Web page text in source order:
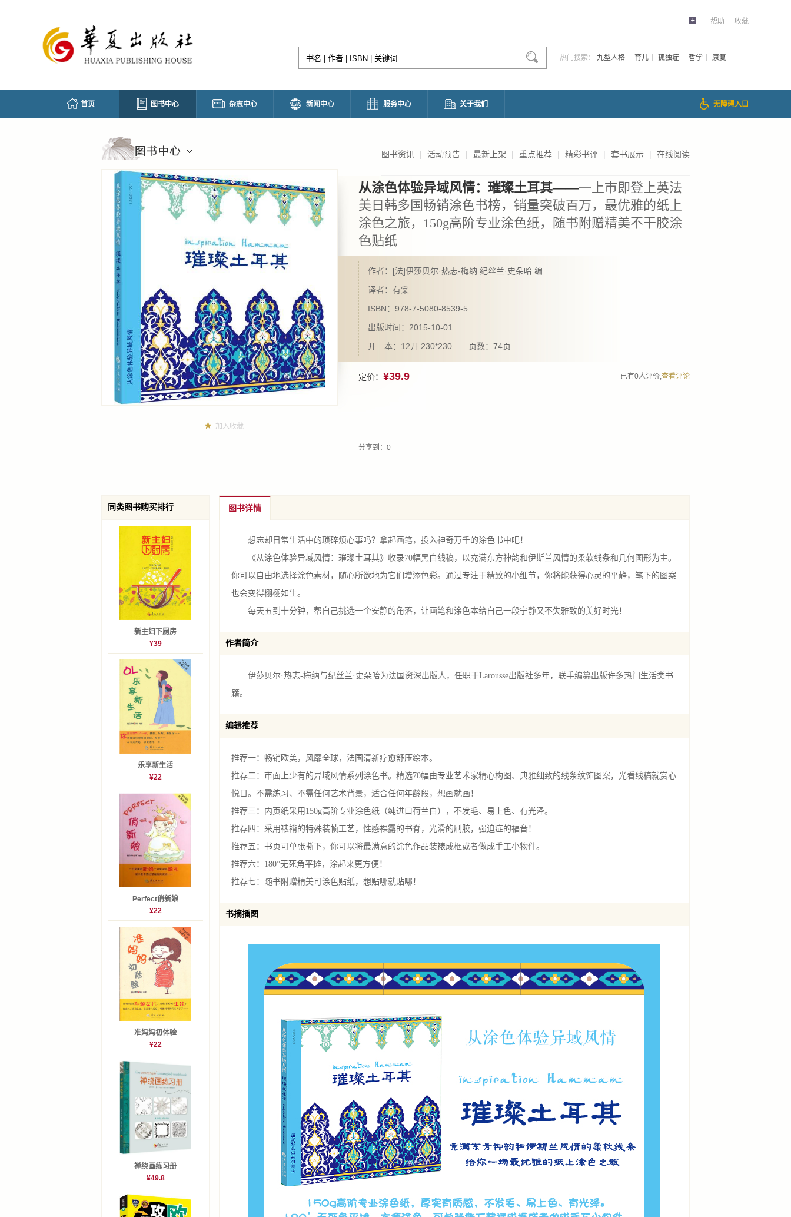
帮助 收藏
热门搜索： 九型人格 育儿 孤独症 哲学 康复
首页 图书中心 杂志中心 新闻中心 服务中心 关于我们 无障碍入口
图书资讯 | 活动预告 | 最新上架 | 重点推荐 | 精彩书评 | 套书展示 | 在线阅读
加入收藏
从涂色体验异域风情：璀璨土耳其——一上市即登上英法
美日韩多国畅销涂色书榜，销量突破百万，最优雅的纸上
涂色之旅，150g高阶专业涂色纸，随书附赠精美不干胶涂
色贴纸
作者：[法]伊莎贝尔·热志-梅纳 纪丝兰·史朵哈 编
译者：有棠
ISBN：978-7-5080-8539-5
出版时间：2015-10-01
开 本：12开 230*230 页数：74页
定价： ¥39.9 已有0人评价,查看评论
分享到： 0
同类图书购买排行
新主妇下厨房
¥39
乐享新生活
¥22
Perfect俏新娘
¥22
准妈妈初体验
¥22
禅绕画练习册
¥49.8
图书详情
想忘却日常生活中的琐碎烦心事吗？拿起画笔，投入神奇万千的涂色书中吧！
《从涂色体验异域风情：璀璨土耳其》收录70幅黑白线稿，以充满东方神韵和伊斯兰风情的柔软线条和几何图形为主。
你可以自由地选择涂色素材，随心所欲地为它们增添色彩。通过专注于精致的小细节，你将能获得心灵的平静，笔下的图案
也会变得栩栩如生。
每天五到十分钟，帮自己挑选一个安静的角落，让画笔和涂色本给自己一段宁静又不失雅致的美好时光！
作者简介
伊莎贝尔·热志-梅纳与纪丝兰·史朵哈为法国资深出版人，任职于Larousse出版社多年，联手编纂出版许多热门生活类书
籍。
编辑推荐
推荐一：畅销欧美，风靡全球，法国清新疗愈舒压绘本。
推荐二：市面上少有的异域风情系列涂色书。精选70幅由专业艺术家精心构图、典雅细致的线条纹饰图案，光看线稿就赏心
悦目。不需练习、不需任何艺术背景，适合任何年龄段，想画就画！
推荐三：内页纸采用150g高阶专业涂色纸（纯进口荷兰白），不发毛、易上色、有光泽。
推荐四：采用裱褙的特殊装帧工艺，性感裸露的书脊，光滑的刷胶，强迫症的福音！
推荐五：书页可单张撕下，你可以将最满意的涂色作品装裱成框或者做成手工小物件。
推荐六：180°无死角平摊，涂起来更方便！
推荐七：随书附赠精美可涂色贴纸，想贴哪就贴哪！
书摘插图